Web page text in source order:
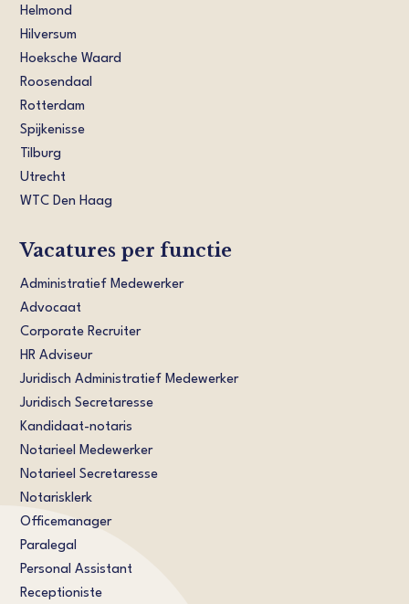
Helmond
Hilversum
Hoeksche Waard
Roosendaal
Rotterdam
Spijkenisse
Tilburg
Utrecht
WTC Den Haag
Vacatures per functie
Administratief Medewerker
Advocaat
Corporate Recruiter
HR Adviseur
Juridisch Administratief Medewerker
Juridisch Secretaresse
Kandidaat-notaris
Notarieel Medewerker
Notarieel Secretaresse
Notarisklerk
Officemanager
Paralegal
Personal Assistant
Receptioniste